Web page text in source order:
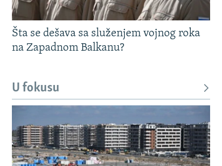
Šta se dešava sa služenjem vojnog roka
na Zapadnom Balkanu?
U fokusu